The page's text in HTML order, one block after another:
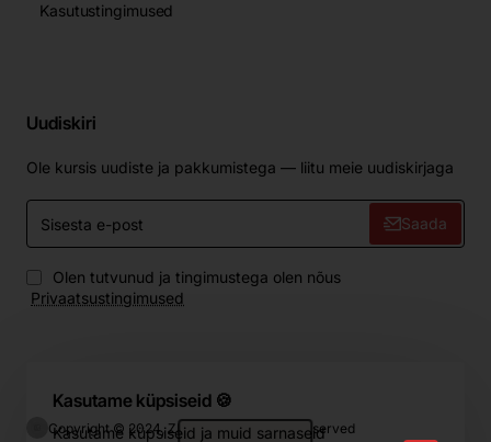
Kasutame küpsiseid 🍪
Kasutame küpsiseid ja muid sarnaseid
Kasutustingimused
Uudiskiri
Ole kursis uudiste ja pakkumistega — liitu meie uudiskirjaga
Sisesta
e-
post
Saada
Olen tutvunud ja tingimustega olen nõus
Privaatsustingimused
Copyright © 2024, ZIP.Home, All Rights Reserved